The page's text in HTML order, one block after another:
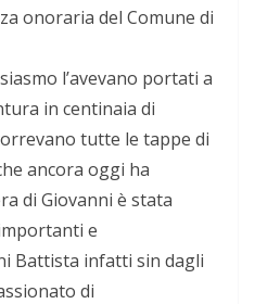
onoraria del Comune di
l’avevano portati a
in centinaia di
tutte le tappe di
ancora oggi ha
di Giovanni è stata
e
Battista infatti sin dagli
di